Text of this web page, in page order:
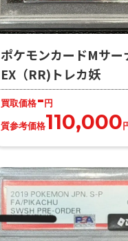
ポケモンカードMサー
EX（RR)トレカ妖
買取価格-円
質参考価格110,000